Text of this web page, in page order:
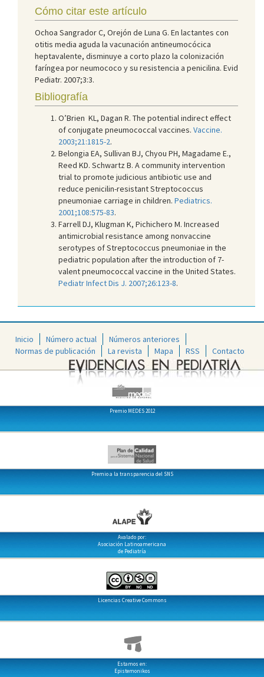
Cómo citar este artículo
Ochoa Sangrador C, Orejón de Luna G. En lactantes con
otitis media aguda la vacunación antineumocócica
heptavalente, disminuye a corto plazo la colonización
faríngea por neumococo y su resistencia a penicilina. Evid
Pediatr. 2007;3:3.
Bibliografía
O’Brien KL, Dagan R. The potential indirect effect
of conjugate pneumococcal vaccines. Vaccine.
2003;21:1815-2.
Belongia EA, Sullivan BJ, Chyou PH, Magadame E.,
Reed KD. Schwartz B. A community intervention
trial to promote judicious antibiotic use and
reduce penicilin-resistant Streptococcus
pneumoniae carriage in children. Pediatrics.
2001;108:575-83.
Farrell DJ, Klugman K, Pichichero M. Increased
antimicrobial resistance among nonvaccine
serotypes of Streptococcus pneumoniae in the
pediatric population after the introduction of 7-
valent pneumococcal vaccine in the United States.
Pediatr Infect Dis J. 2007;26:123-8.
Inicio Número actual
Números anteriores
Normas de publicación
La revista Mapa RSS Contacto
Premio MEDES 2012
Premio a la transparencia del SNS
Avalado por:
Asociación Latinoamericana
de Pediatría
Licencias Creative Commons
Estamos en:
Epistemonikos